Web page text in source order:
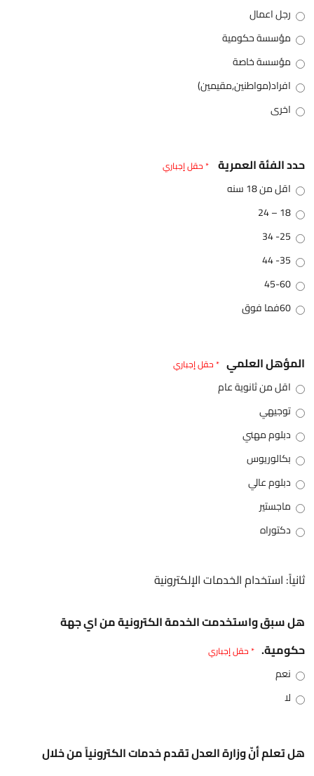
رجل اعمال
مؤسسة حكومية
مؤسسة خاصة
افراد(مواطنين,مقيمين)
اخرى
حدد الفئة العمرية * حقل إجباري
اقل من 18 سنه
18 – 24
25- 34
35- 44
45-60
60فما فوق
المؤهل العلمي * حقل إجباري
اقل من ثانوية عام
توجيهي
دبلوم مهني
بكالوريوس
دبلوم عالي
ماجستير
دكتوراه
ثانياً: استخدام الخدمات الإلكترونية
هل سبق واستخدمت الخدمة الكترونية من اي جهة
حكومية. * حقل إجباري
نعم
لا
هل تعلم أنّ وزارة العدل تقدم خدمات الكترونياً من خلال